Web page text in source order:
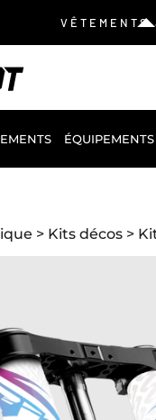
VÊTEMENTS
ÉQUIPEMENTS
> Kits décos >